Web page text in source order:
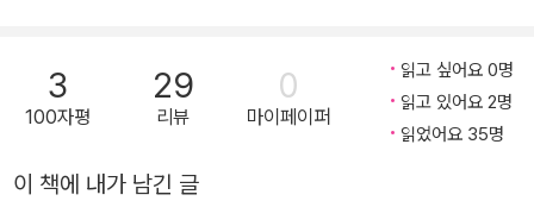
기운을 내뿜는 주인공을 보고 있자면 자신을 둘러싼 세상을, 어린
이들을 세심하게 관찰하고 잘 표현하기 위해 차곡차곡 쌓아 왔을
염혜원 작가의 시간과 마음이 고스란히 전해진다. 2024년 6월,
염혜원 작가는 이 작품으로 미국 일간지 <보스턴 글로브>와 어
3
100자평
29
리뷰
0
마이페이퍼
읽고 싶어요 0명
읽고 있어요 2명
읽었어요 35명
이 책에 내가 남긴 글